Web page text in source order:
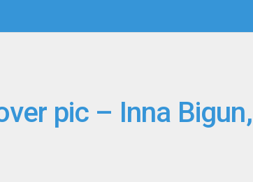
pic – Inna Bigun,